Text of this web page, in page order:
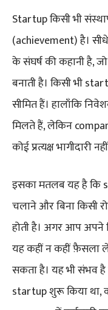
Startup किसी भी
(achievement) है।
के संघर्ष की कहानी है,
बनाती है। किसी भी
सीमित हैं। हालाँकि
मिलते हैं, लेकिन
कोई प्रत्यक्ष भागीदारी
इसका मतलब यह है कि
चलाने और बिना किसी
होती है। अगर आप
यह कहीं न कहीं फ़ैसला
सकता है। यह भी संभव
startup शुरू किया था,